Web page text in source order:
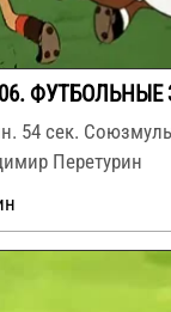
06.
54 сек.
Перетурин